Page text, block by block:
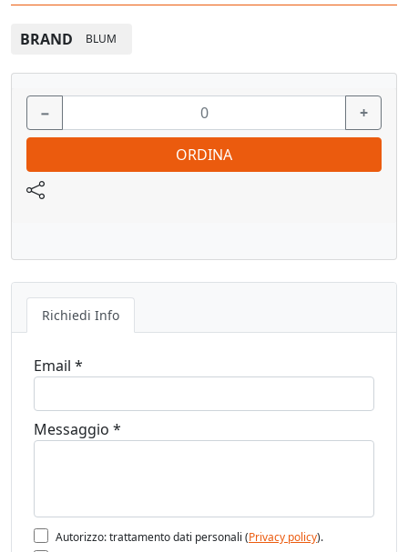
BRAND BLUM
− +
ORDINA
Richiedi Info
Email *
Messaggio *
Autorizzo: trattamento dati personali (Privacy policy).